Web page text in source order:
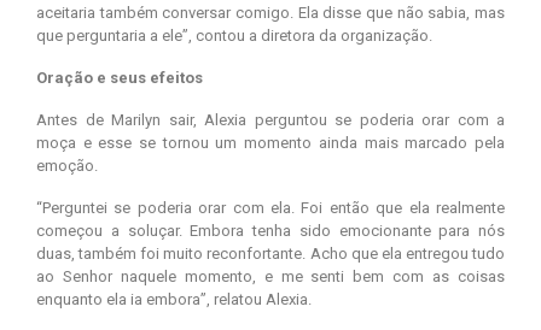
aceitaria também conversar comigo. Ela disse que não sabia, mas
que perguntaria a ele”, contou a diretora da organização.
Oração e seus efeitos
Antes de Marilyn sair, Alexia perguntou se poderia orar com a
moça e esse se tornou um momento ainda mais marcado pela
emoção.
“Perguntei se poderia orar com ela. Foi então que ela realmente
começou a soluçar. Embora tenha sido emocionante para nós
duas, também foi muito reconfortante. Acho que ela entregou tudo
ao Senhor naquele momento, e me senti bem com as coisas
enquanto ela ia embora”, relatou Alexia.